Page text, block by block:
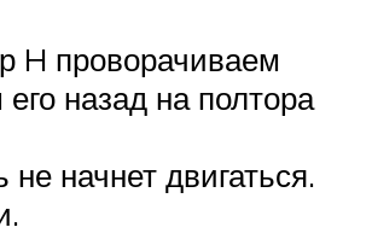
H проворачиваем
назад на полтора
начнет двигаться.